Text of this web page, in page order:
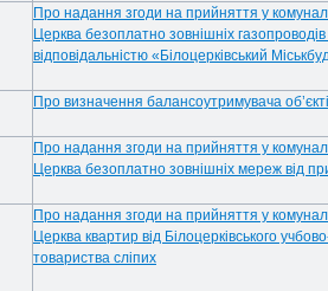
Про надання згоди на прийняття у
Церква безоплатно зовнішніх
відповідальністю «Білоцерківський
Про визначення балансоутримувача
Про надання згоди на прийняття у
Церква безоплатно зовнішніх мереж від
Про надання згоди на прийняття у
Церква квартир від Білоцерківського
товариства сліпих